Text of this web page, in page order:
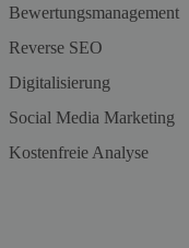
Bewertungsmanagement
Reverse SEO
Digitalisierung
Social Media Marketing
Kostenfreie Analyse